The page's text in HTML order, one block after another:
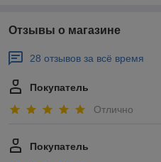
Отзывы о магазине
28 отзывов за всё время
Покупатель
Отлично
Покупатель